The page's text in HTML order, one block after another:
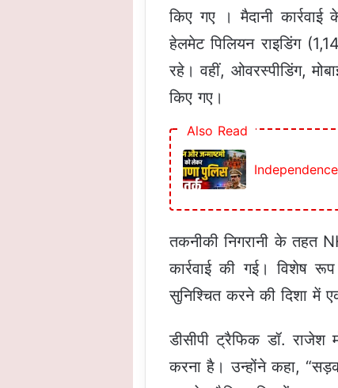
किए गए । मैदानी
हेलमेट पिलियन राइडिंग
रहे। वहीं, ओवरस्पीडिंग,
किए गए।
Also Read
Independence
तकनीकी निगरानी के तहत
कार्रवाई की गई। विशेष
सुनिश्चित करने की दिशा में
डीसीपी ट्रैफिक डॉ. राजेश
करना है। उन्होंने कहा,